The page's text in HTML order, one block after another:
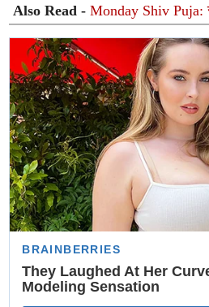
Also Read -Monday Shiv Puja:
चढ़ाएं ये 8 चीजें, महादेव दूर करेंगे हर